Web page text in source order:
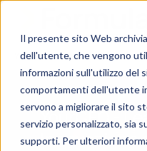
Il presente sito Web
dell'utente, che vengono
informazioni sull'utilizzo del
comportamenti dell'utente
servono a migliorare il sito
servizio personalizzato, sia
supporti. Per ulteriori
YourCFO - Leadership,
YourCFO -
Innovazione